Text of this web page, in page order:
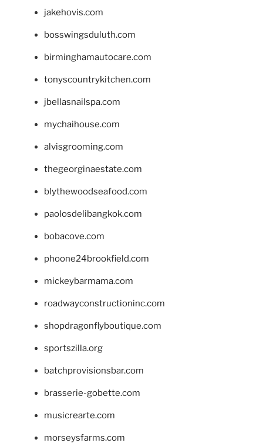
jakehovis.com
bosswingsduluth.com
birminghamautocare.com
tonyscountrykitchen.com
jbellasnailspa.com
mychaihouse.com
alvisgrooming.com
thegeorginaestate.com
blythewoodseafood.com
paolosdelibangkok.com
bobacove.com
phoone24brookfield.com
mickeybarmama.com
roadwayconstructioninc.com
shopdragonflyboutique.com
sportszilla.org
batchprovisionsbar.com
brasserie-gobette.com
musicrearte.com
morseysfarms.com